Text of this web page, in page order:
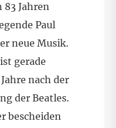
Jahren
Paul
neue Musik.
gerade
nach der
der Beatles.
bescheiden